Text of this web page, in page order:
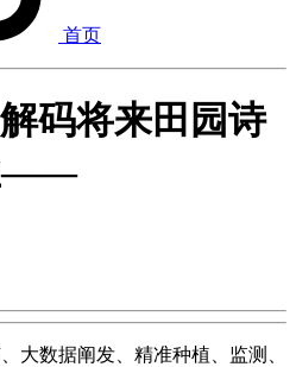
首页
码将来田园诗
——
数据阐发、精准种植、监测、